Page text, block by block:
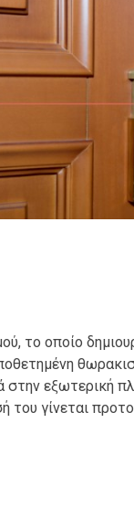
το οποίο
στην εξωτερική
του γίνεται